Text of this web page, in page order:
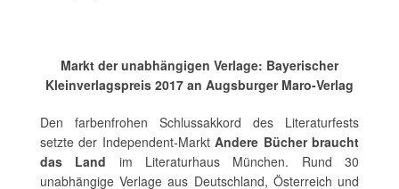
Markt der unabhängigen Verlage: Bayerischer
Kleinverlagspreis 2017 an Augsburger Maro-Verlag
Den farbenfrohen Schlussakkord des Literaturfests
setzte der Independent-MarktAndere Bücher braucht
das Land im Literaturhaus München. Rund 30
unabhängige Verlage aus Deutschland, Österreich und